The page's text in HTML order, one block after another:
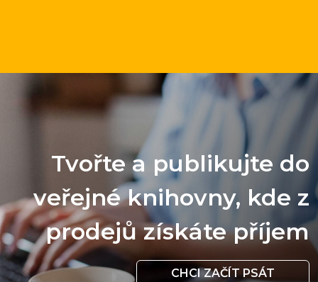
Tvořte a publikujte do
veřejné knihovny, kde z
prodejů získáte příjem
CHCI ZAČÍT PSÁT